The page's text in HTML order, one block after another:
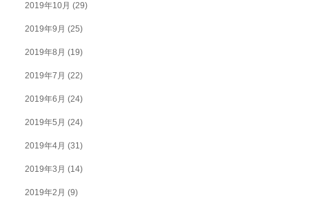
2019年10月 (29)
2019年9月 (25)
2019年8月 (19)
2019年7月 (22)
2019年6月 (24)
2019年5月 (24)
2019年4月 (31)
2019年3月 (14)
2019年2月 (9)